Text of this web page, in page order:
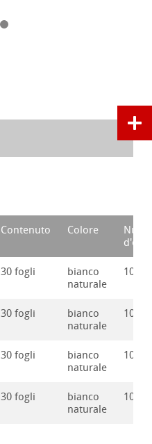
Contenuto Colore
30 fogli
bianco
naturale
30 fogli
bianco
naturale
30 fogli
bianco
naturale
30 fogli
bianco
naturale